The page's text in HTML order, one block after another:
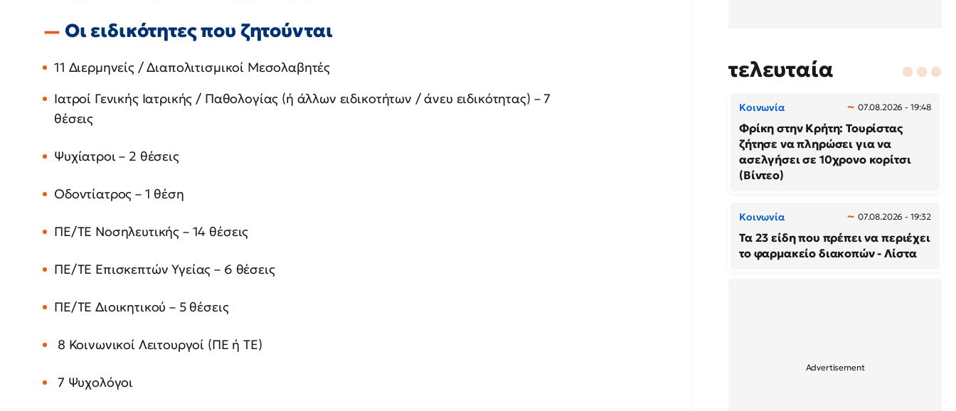
Οι ειδικότητες που ζητούνται
11 Διερμηνείς / Διαπολιτισμικοί Μεσολαβητές
Ιατροί Γενικής Ιατρικής / Παθολογίας (ή άλλων ειδικοτήτων / άνευ ειδικότητας) – 7
θέσεις
Ψυχίατροι – 2 θέσεις
Οδοντίατρος – 1 θέση
ΠΕ/ΤΕ Νοσηλευτικής – 14 θέσεις
ΠΕ/ΤΕ Επισκεπτών Υγείας – 6 θέσεις
ΠΕ/ΤΕ Διοικητικού – 5 θέσεις
8 Κοινωνικοί Λειτουργοί (ΠΕ ή ΤΕ)
7 Ψυχολόγοι
τελευταία
Κοινωνία 07.08.2026 - 19:48
Φρίκη στην Κρήτη: Τουρίστας
ζήτησε να πληρώσει για να
ασελγήσει σε 10χρονο κορίτσι
(Βίντεο)
Κοινωνία 07.08.2026 - 19:32
Τα 23 είδη που πρέπει να περιέχει
το φαρμακείο διακοπών - Λίστα